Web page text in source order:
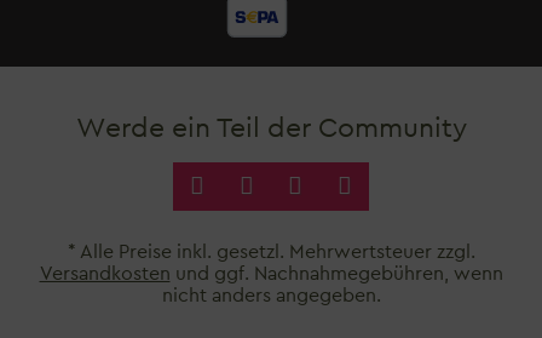
Werde ein Teil der Community
* Alle Preise inkl. gesetzl. Mehrwertsteuer zzgl.
Versandkosten und ggf. Nachnahmegebühren, wenn
nicht anders angegeben.